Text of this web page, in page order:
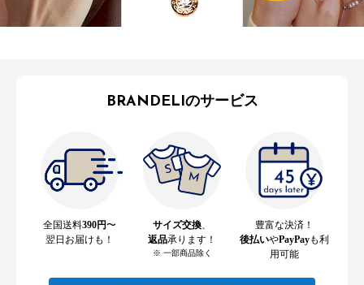
BRANDELIのサービス
全国送料390円〜
翌日お届けも！
サイズ交換
返品承ります！
※ 一部商品除く
豊富な決済！
後払いやPayPayも利
用可能